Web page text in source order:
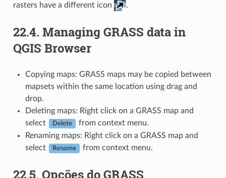
rasters have a different icon
.
22.4. Managing GRASS data in
QGIS Browser
Copying maps: GRASS maps may be copied between
mapsets within the same location using drag and
drop.
Deleting maps: Right click on a GRASS map and
select
Delete
from context menu.
Renaming maps: Right click on a GRASS map and
select
Rename from context menu.
22.5. Opções do GRASS